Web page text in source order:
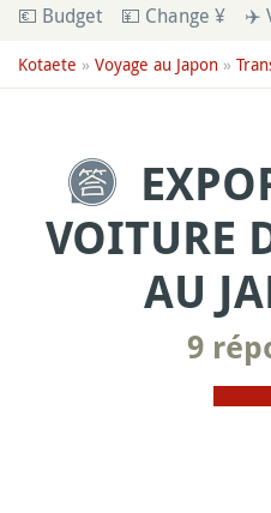
💶 Budget 💴 Change ¥ ✈️
Kotaete » Voyage au Japon »
VOITURE
AU
9